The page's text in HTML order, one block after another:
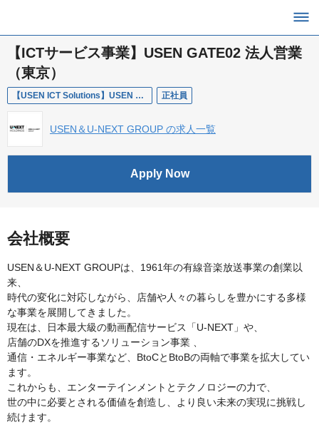
【ICTサービス事業】USEN GATE02 法人営業
（東京）
【USEN ICT Solutions】USEN GATE02 法人営業（東京） 正社員
USEN＆U-NEXT GROUP の求人一覧
Apply Now
会社概要
USEN＆U-NEXT GROUPは、1961年の有線音楽放送事業の創業以
来、
時代の変化に対応しながら、店舗や人々の暮らしを豊かにする多様
な事業を展開してきました。
現在は、日本最大級の動画配信サービス「U-NEXT」や、
店舗のDXを推進するソリューション事業 、
通信・エネルギー事業など、BtoCとBtoBの両軸で事業を拡大してい
ます。
これからも、エンターテインメントとテクノロジーの力で、
世の中に必要とされる価値を創造し、より良い未来の実現に挑戦し
続けます。